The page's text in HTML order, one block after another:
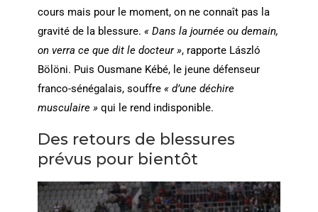
cours mais pour le moment, on ne connaît pas la
gravité de la blessure. « Dans la journée ou demain,
on verra ce que dit le docteur », rapporte László
Bölöni. Puis Ousmane Kébé, le jeune défenseur
franco-sénégalais, souffre « d’une déchire
musculaire »qui le rend indisponible.
Des retours de blessures
prévus pour bientôt